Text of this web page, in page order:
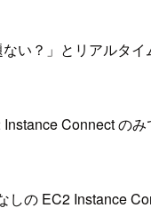
い？」とリアルタ
Connect の
の EC2 Instance